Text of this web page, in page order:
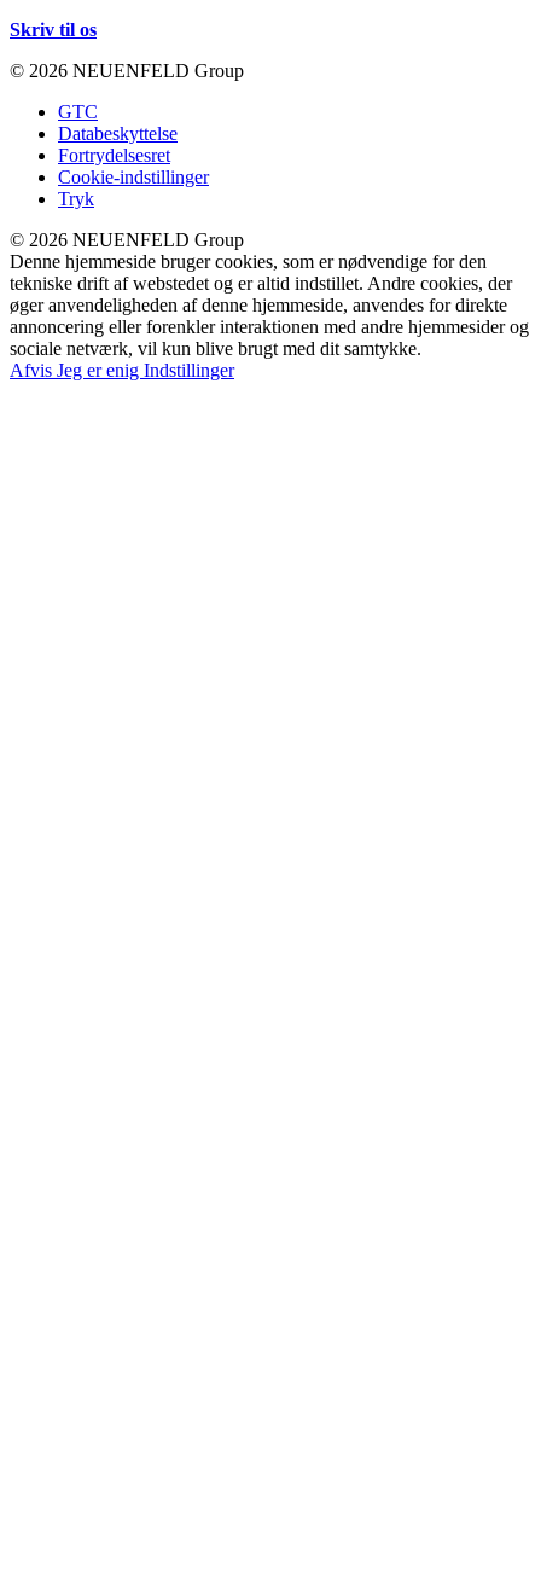
Skriv til os
© 2026 NEUENFELD Group
GTC
Databeskyttelse
Fortrydelsesret
Cookie-indstillinger
Tryk
© 2026 NEUENFELD Group
Denne hjemmeside bruger cookies, som er nødvendige for den
tekniske drift af webstedet og er altid indstillet. Andre cookies, der
øger anvendeligheden af denne hjemmeside, anvendes for direkte
annoncering eller forenkler interaktionen med andre hjemmesider og
sociale netværk, vil kun blive brugt med dit samtykke.
Afvis Jeg er enig Indstillinger